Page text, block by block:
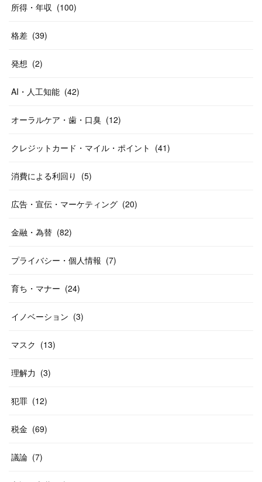
所得・年収 (100)
格差 (39)
発想 (2)
AI・人工知能 (42)
オーラルケア・歯・口臭 (12)
クレジットカード・マイル・ポイント (41)
消費による利回り (5)
広告・宣伝・マーケティング (20)
金融・為替 (82)
プライバシー・個人情報 (7)
育ち・マナー (24)
イノベーション (3)
マスク (13)
理解力 (3)
犯罪 (12)
税金 (69)
議論 (7)